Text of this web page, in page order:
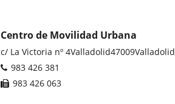
Centro de Movilidad Urbana
Dirección
postal
c/ La Victoria nº 4Valladolid47009Valladolid
Teléfonos
983 426 381
Fax
983 426 063